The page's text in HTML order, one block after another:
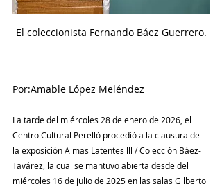
El coleccionista Fernando Báez Guerrero.
Por:Amable López Meléndez
La tarde del miércoles 28 de enero de 2026, el
Centro Cultural Perelló procedió a la clausura de
la exposición Almas Latentes lll / Colección Báez-
Tavárez, la cual se mantuvo abierta desde del
miércoles 16 de julio de 2025 en las salas Gilberto